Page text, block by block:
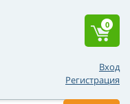
Вход
Регистрация
0